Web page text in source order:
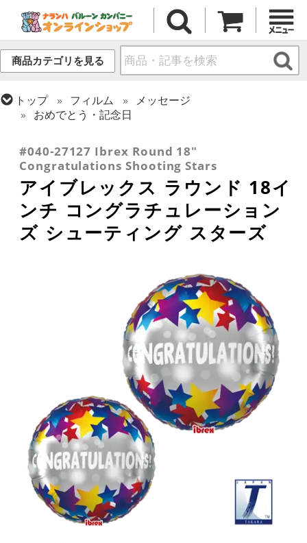
商品カテゴリを見る
トップ フィルム
メッセージ
おめでとう・記念日
アイブレックス
#040-27127 Ibrex Round 18"
Congratulations Shooting Stars
アイブレックス ラウンド 18イ
ンチ コングラチュレーション
ズ シューティング スターズ